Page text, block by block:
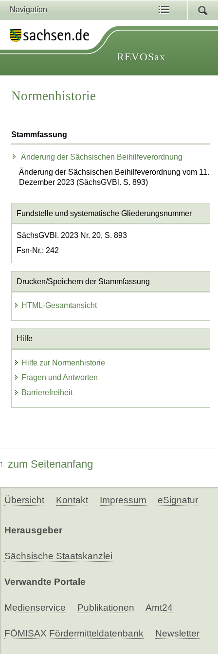
Navigation
REVOSax
Normenhistorie
Stammfassung
Änderung der Sächsischen Beihilfeverordnung
Änderung der Sächsischen Beihilfeverordnung vom 11.
Dezember 2023 (SächsGVBl. S. 893)
Fundstelle und systematische Gliederungsnummer
SächsGVBl. 2023 Nr. 20, S. 893
Fsn-Nr.: 242
Drucken/Speichern der Stammfassung
HTML-Gesamtansicht
Hilfe
Hilfe zur Normenhistorie
Fragen und Antworten
Barrierefreiheit
zum Seitenanfang
Übersicht Kontakt Impressum eSignatur
Herausgeber
Sächsische Staatskanzlei
Verwandte Portale
Medienservice Publikationen Amt24
FÖMISAX Fördermitteldatenbank Newsletter